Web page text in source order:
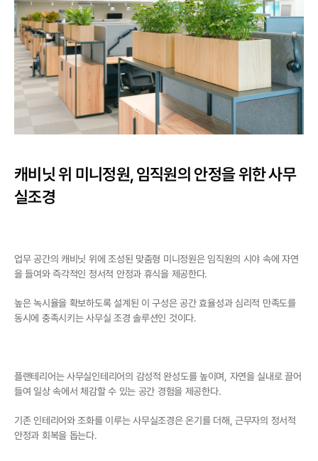
캐비닛 위 미니정원, 임직원의 안정을 위한 사무
실조경
업무 공간의 캐비닛 위에 조성된 맞춤형 미니정원은 임직원의 시야 속에 자연
을 들여와 즉각적인 정서적 안정과 휴식을 제공한다.
높은 녹시율을 확보하도록 설계된 이 구성은 공간 효율성과 심리적 만족도를
동시에 충족시키는 사무실 조경 솔루션인 것이다.
플랜테리어는 사무실인테리어의 감성적 완성도를 높이며, 자연을 실내로 끌어
들여 일상 속에서 체감할 수 있는 공간 경험을 제공한다.
기존 인테리어와 조화를 이루는 사무실조경은 온기를 더해, 근무자의 정서적
안정과 회복을 돕는다.